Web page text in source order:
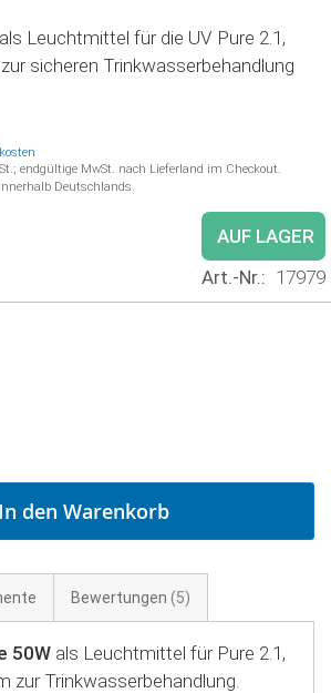
Leuchtmittel für die UV Pure 2.1,
sicheren Trinkwasserbehandlung
endgültige MwSt. nach Lieferland im Checkout.
Deutschlands.
AUF LAGER
Art.-Nr.
17979
In den Warenkorb
Bewertungen 5
50W als Leuchtmittel für Pure 2.1,
zur Trinkwasserbehandlung.